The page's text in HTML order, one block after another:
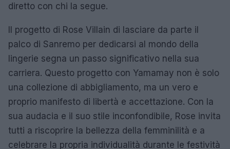
diretto con chi la segue.
Il progetto di Rose Villain di lasciare da parte il
palco di Sanremo per dedicarsi al mondo della
lingerie segna un passo significativo nella sua
carriera. Questo progetto con Yamamay non è solo
una collezione di abbigliamento, ma un vero e
proprio manifesto di libertà e accettazione. Con la
sua audacia e il suo stile inconfondibile, Rose invita
tutti a riscoprire la bellezza della femminilità e a
celebrare la propria individualità durante le festività